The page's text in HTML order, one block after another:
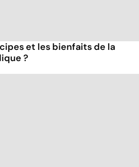
et les bienfaits de la
?